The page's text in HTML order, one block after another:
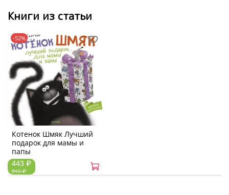
Книги из статьи
-52%
Котенок Шмяк Лучший
подарок для мамы и
папы
443 ₽
915 ₽